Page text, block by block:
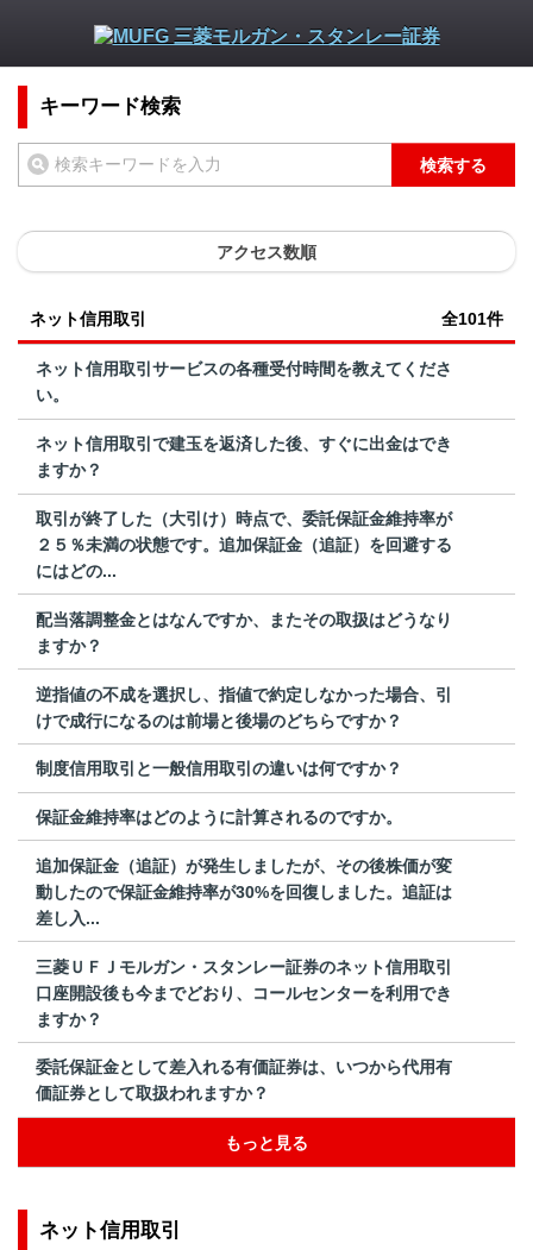
キーワード検索
検索する
アクセス数順
ネット信用取引 全101件
ネット信用取引サービスの各種受付時間を教えてくださ
い。
ネット信用取引で建玉を返済した後、すぐに出金はでき
ますか？
取引が終了した（大引け）時点で、委託保証金維持率が
２５％未満の状態です。追加保証金（追証）を回避する
にはどの...
配当落調整金とはなんですか、またその取扱はどうなり
ますか？
逆指値の不成を選択し、指値で約定しなかった場合、引
けで成行になるのは前場と後場のどちらですか？
制度信用取引と一般信用取引の違いは何ですか？
保証金維持率はどのように計算されるのですか。
追加保証金（追証）が発生しましたが、その後株価が変
動したので保証金維持率が30%を回復しました。追証は
差し入...
三菱ＵＦＪモルガン・スタンレー証券のネット信用取引
口座開設後も今までどおり、コールセンターを利用でき
ますか？
委託保証金として差入れる有価証券は、いつから代用有
価証券として取扱われますか？
もっと見る
ネット信用取引